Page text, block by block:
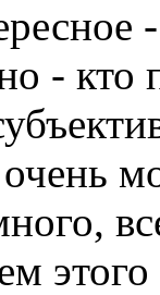
- кто
этого